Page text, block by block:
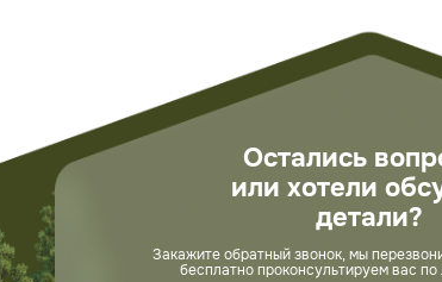
Остались
или хотели
детали?
Закажите обратный звонок, мы
бесплатно проконсультируем вас